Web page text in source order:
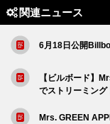
関連ニュース
6月18日公開
【ビルボード】
でストリーミン
Mrs. GREEN